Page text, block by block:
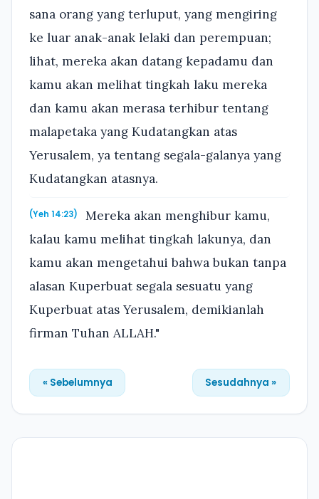
sana orang yang terluput, yang mengiring
ke luar anak-anak lelaki dan perempuan;
lihat, mereka akan datang kepadamu dan
kamu akan melihat tingkah laku mereka
dan kamu akan merasa terhibur tentang
malapetaka yang Kudatangkan atas
Yerusalem, ya tentang segala-galanya yang
Kudatangkan atasnya.
(Yeh 14:23)
Mereka akan menghibur kamu,
kalau kamu melihat tingkah lakunya, dan
kamu akan mengetahui bahwa bukan tanpa
alasan Kuperbuat segala sesuatu yang
Kuperbuat atas Yerusalem, demikianlah
firman Tuhan ALLAH."
« Sebelumnya Sesudahnya »